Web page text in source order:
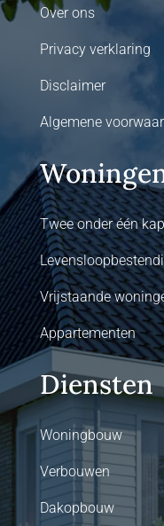
Over ons
Privacy verklaring
Disclaimer
Algemene
Twee onder één
Vrijstaande
Appartementen
Diensten
Woningbouw
Verbouwen
Dakopbouw